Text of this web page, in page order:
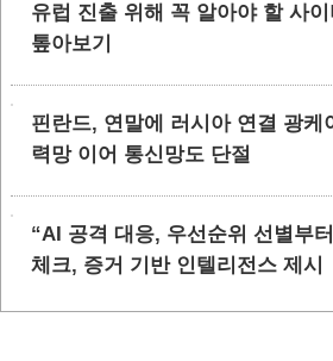
유럽 진출 위해 꼭 알아야 할 사이
톺아보기
핀란드, 연말에 러시아 연결 광케
력망 이어 통신망도 단절
“AI 공격 대응, 우선순위 선별부
체크, 증거 기반 인텔리전스 제시